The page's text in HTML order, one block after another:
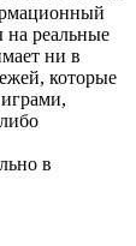
на реальные
ни в
которые
в